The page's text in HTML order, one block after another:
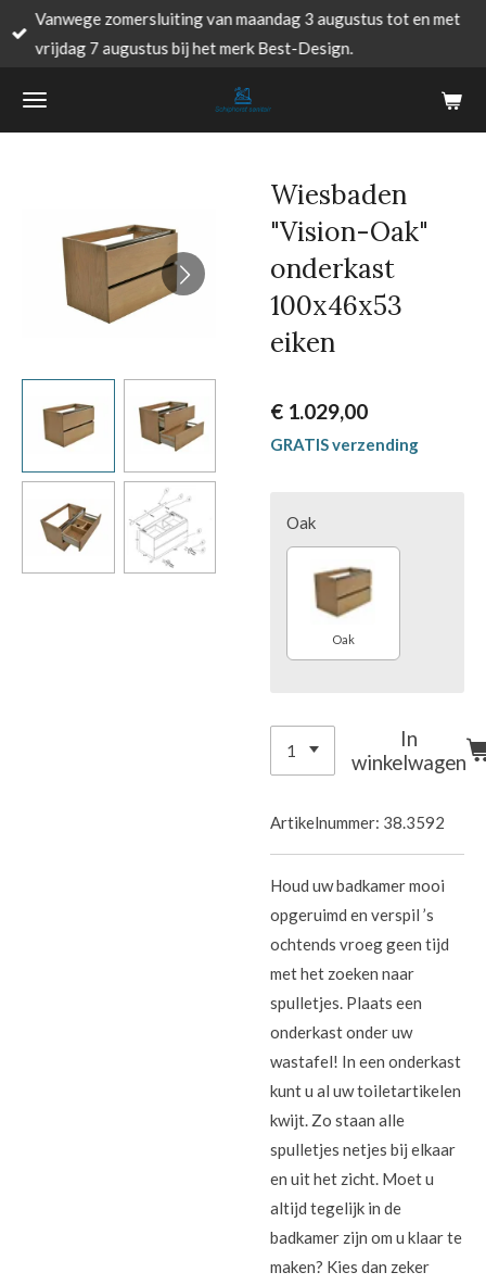
Ga
direct
de
Vanwege zomersluiting van maandag 3 augustus tot en met
vrijdag 7 augustus bij het merk Best-Design.
Wiesbaden
"Vision-Oak"
onderkast
100x46x53
eiken
€ 1.029,00
GRATIS verzending
Oak
Oak
In
winkelwagen
Artikelnummer: 38.3592
Houd uw badkamer mooi
opgeruimd en verspil ’s
ochtends vroeg geen tijd
met het zoeken naar
spulletjes. Plaats een
onderkast onder uw
wastafel! In een onderkast
kunt u al uw toiletartikelen
kwijt. Zo staan alle
spulletjes netjes bij elkaar
en uit het zicht. Moet u
altijd tegelijk in de
badkamer zijn om u klaar te
maken? Kies dan zeker